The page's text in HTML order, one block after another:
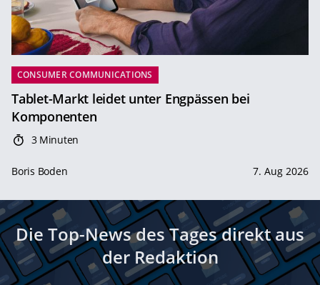
CONSUMER COMMUNICATIONS
Tablet-Markt leidet unter Engpässen bei
Komponenten
3 Minuten
Boris Boden 7. Aug 2026
Die Top-News des Tages direkt aus
der Redaktion